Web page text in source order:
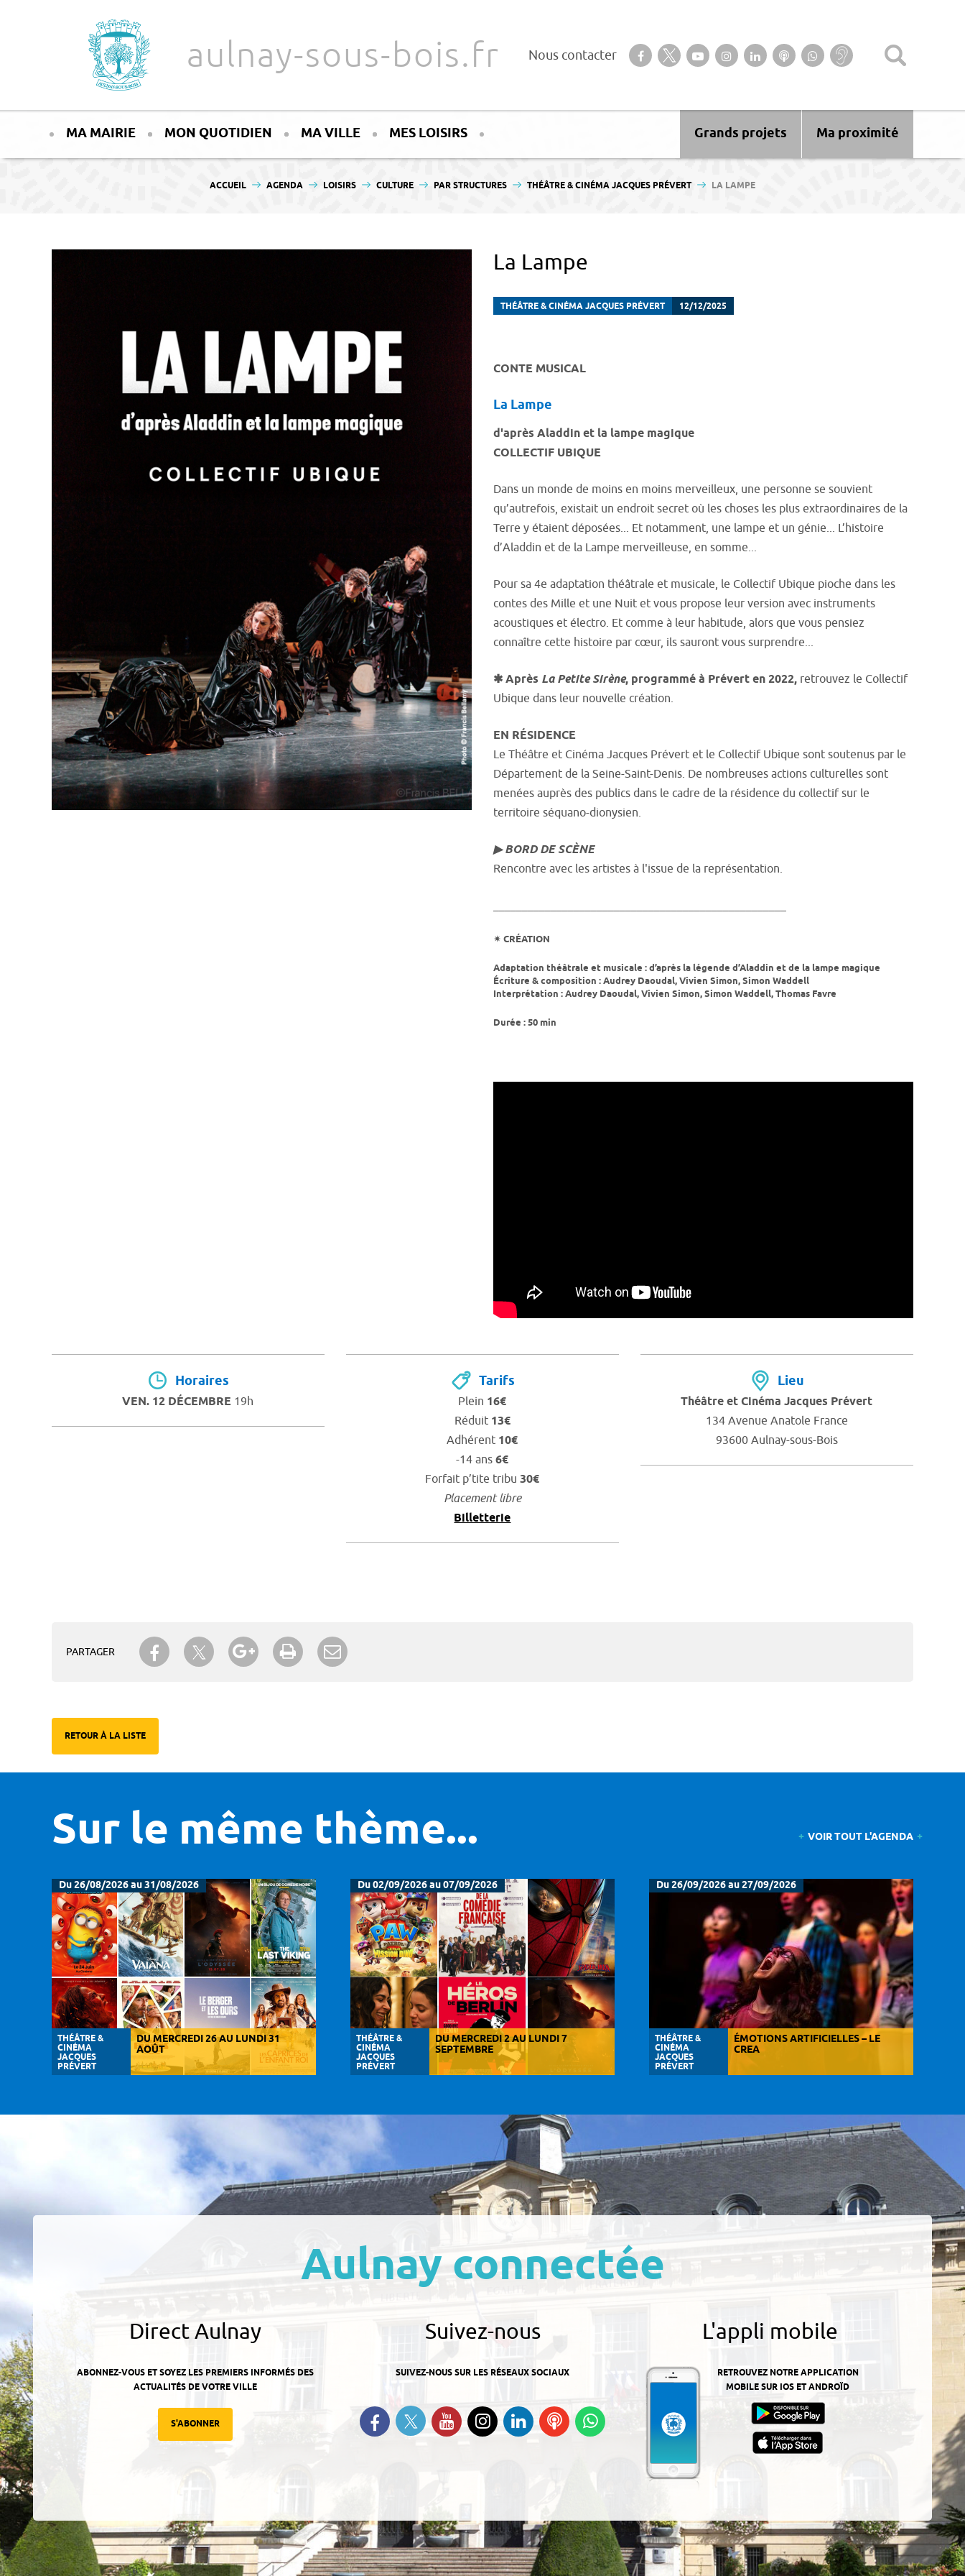
aulnay-sous-bois.fr Nous contacter Suivez-nous sur notre page Facebook
Suivez-nous sur Twitter
Suivez-nous sur YouTube
Suivez-nous sur Instagram
Retrouvez-nous sur Linkedin
Ecoutez nos Podcasts
Suivez-nous sur
WhatsApp
Baisse
d’audition ?
MA MAIRIE MON QUOTIDIEN MA VILLE MES LOISIRS Ma proximité
Grands projets
VOUS ÊTES ICI :
ACCUEIL AGENDA LOISIRS CULTURE PAR STRUCTURES THÉÂTRE & CINÉMA JACQUES PRÉVERT LA LAMPE
La Lampe
THÉÂTRE & CINÉMA JACQUES PRÉVERT 12/12/2025
CONTE MUSICAL
La Lampe
d'après Aladdin et la lampe magique
COLLECTIF UBIQUE
Dans un monde de moins en moins merveilleux, une personne se souvient
qu’autrefois, existait un endroit secret où les choses les plus extraordinaires de la
Terre y étaient déposées... Et notamment, une lampe et un génie... L’histoire
d’Aladdin et de la Lampe merveilleuse, en somme...
Pour sa 4e adaptation théâtrale et musicale, le Collectif Ubique pioche dans les
contes des Mille et une Nuit et vous propose leur version avec instruments
acoustiques et électro. Et comme à leur habitude, alors que vous pensiez
connaître cette histoire par cœur, ils sauront vous surprendre...
✱ Après La Petite Sirène, programmé à Prévert en 2022, retrouvez le Collectif
Ubique dans leur nouvelle création.
EN RÉSIDENCE
Le Théâtre et Cinéma Jacques Prévert et le Collectif Ubique sont soutenus par le
Département de la Seine-Saint-Denis. De nombreuses actions culturelles sont
menées auprès des publics dans le cadre de la résidence du collectif sur le
territoire séquano-dionysien.
▶ BORD DE SCÈNE
Rencontre avec les artistes à l'issue de la représentation.
✴︎ CRÉATION
Adaptation théâtrale et musicale : d’après la légende d’Aladdin et de la lampe magique
Écriture & composition : Audrey Daoudal, Vivien Simon, Simon Waddell
Interprétation : Audrey Daoudal, Vivien Simon, Simon Waddell, Thomas Favre
Durée : 50 min
Horaires
VEN. 12 DÉCEMBRE 19h
Tarifs
Plein 16€
Réduit 13€
Adhérent 10€
-14 ans6€
Forfait p’tite tribu30€
Placement libre
Billetterie
Lieu
Théâtre et Cinéma Jacques Prévert
134 Avenue Anatole France
93600 Aulnay-sous-Bois
PARTAGER
Partager sur Facebook
Partager sur TwitterPartager sur Google+
Imprimer
RETOUR À LA LISTE
Sur le même thème... VOIR TOUT L'AGENDA
Du 26/08/2026 au 31/08/2026
THÉÂTRE &
CINÉMA
JACQUES
PRÉVERT
DU MERCREDI 26 AU LUNDI 31
AOÛT
Du 02/09/2026 au 07/09/2026
THÉÂTRE &
CINÉMA
JACQUES
PRÉVERT
DU MERCREDI 2 AU LUNDI 7
SEPTEMBRE
Du 26/09/2026 au 27/09/2026
THÉÂTRE &
CINÉMA
JACQUES
PRÉVERT
ÉMOTIONS ARTIFICIELLES – LE
CREA
Aulnay connectée
Direct Aulnay
ABONNEZ-VOUS ET SOYEZ LES PREMIERS INFORMÉS DES
ACTUALITÉS DE VOTRE VILLE
S'ABONNER
Suivez-nous
SUIVEZ-NOUS SUR LES RÉSEAUX SOCIAUX
Retrouvez-nous sur Facebook
Suivez-nous sur Twitter
Suivez-nous sur YouTube
Suivez-nous sur
Instagram
Retrouvez-nous
sur Linkedin
Ecoutez
nos
L'appli mobile
RETROUVEZ NOTRE APPLICATION
MOBILE SUR IOS ET ANDROÏD